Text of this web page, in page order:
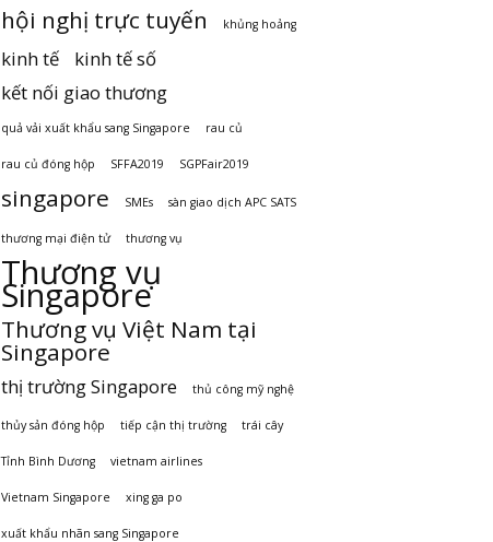
hội nghị trực tuyến khủng hoảng
kinh tế
kinh tế số
kết nối giao thương
quả vải xuất khẩu sang Singapore rau củ
rau củ đóng hộp SFFA2019 SGPFair2019
singapore SMEs sàn giao dịch APC SATS
thương mại điện tử thương vụ
Thương vụ
Singapore
Thương vụ Việt Nam tại
Singapore
thị trường Singapore thủ công mỹ nghệ
thủy sản đóng hộp tiếp cận thị trường trái cây
Tỉnh Bình Dương vietnam airlines
Vietnam Singapore xing ga po
xuất khẩu nhãn sang Singapore